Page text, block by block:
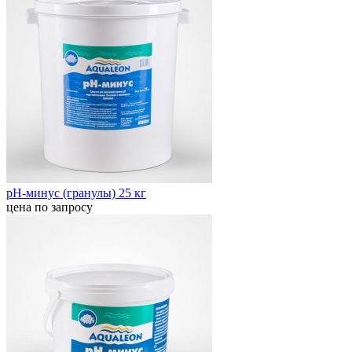
pH-минус (гранулы) 25 кг
цена по запросу